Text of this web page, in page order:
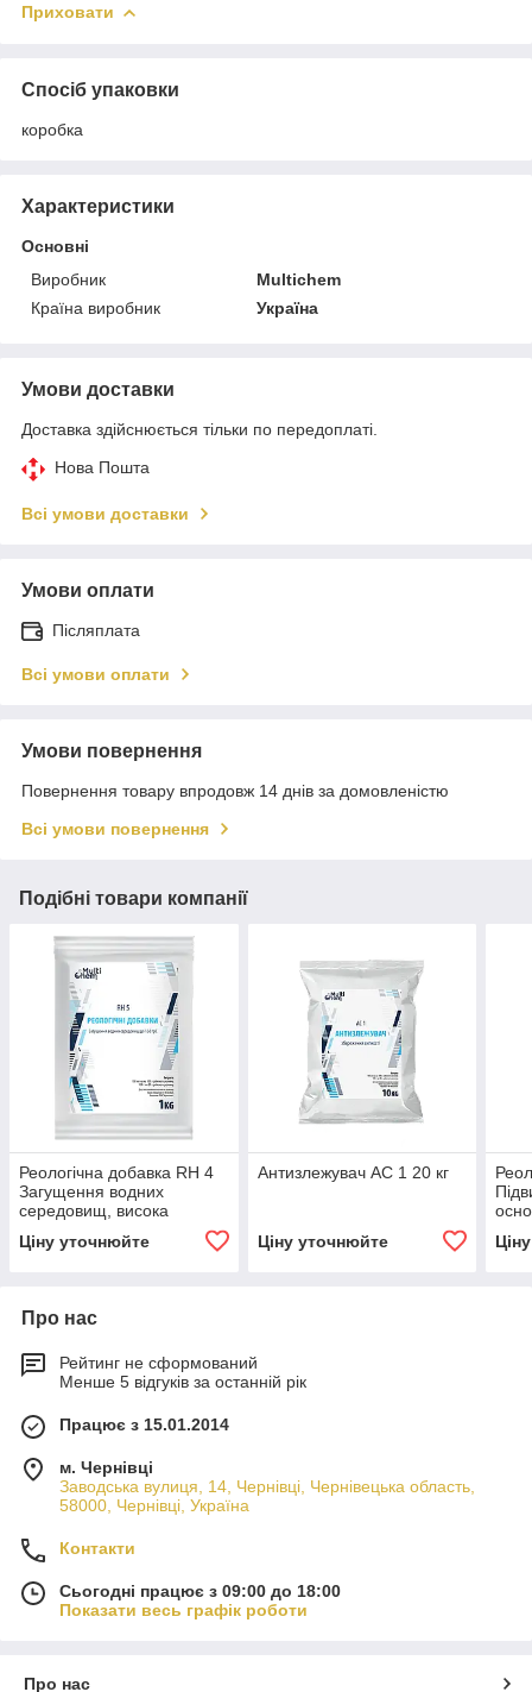
Приховати
Спосіб упаковки
коробка
Характеристики
Основні
Виробник
Multichem
Країна виробник
Україна
Умови доставки
Доставка здійснюється тільки по передоплаті.
Нова Пошта
Всі умови доставки
Умови оплати
Післяплата
Всі умови оплати
Умови повернення
Повернення товару впродовж 14 днів за домовленістю
Всі умови повернення
Подібні товари компанії
Реологічна добавка RH 4
Загущення водних
середовищ, висока
Ціну уточнюйте
Антизлежувач AC 1 20 кг
Ціну уточнюйте
Про нас
Рейтинг не сформований
Менше 5 відгуків за останній рік
Працює з 15.01.2014
м. Чернівці
Заводська вулиця, 14, Чернівці, Чернівецька область,
58000, Чернівці, Україна
Контакти
Сьогодні працює з 09:00 до 18:00
Показати весь графік роботи
Про нас